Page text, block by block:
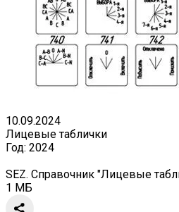
10.09.2024
Лицевые таблички
Год: 2024
SEZ. Справочник "Лицевые
1 МБ